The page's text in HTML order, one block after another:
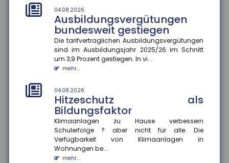
04.08.2026
Ausbildungsvergütungen
bundesweit gestiegen
Die tarifvertraglichen Ausbildungsvergütungen
sind im Ausbildungsjahr 2025/26 im Schnitt
um 3,9 Prozent gestiegen. In vi...
mehr...
04.08.2026
Hitzeschutz als
Bildungsfaktor
Klimaanlagen zu Hause verbessern
Schulerfolge ? aber nicht für alle. Die
Verfügbarkeit von Klimaanlagen in
Wohnungen be...
mehr...
04.08.2026
Wirtschaftliche Lage der KMU:
Umsatz und Gewinn steigen,
Investitionen bleiben zurück
Die wirtschaftliche Situation kleiner und mittlerer
Unternehmen hat sich im zweiten Quartal 2026
deutlich verbessert. In...
04.08.2026
Kommunale Wärmeplanung:
Die Hälfte der Bevölkerung lebt
in Gemeinden mit
abgeschlossenem Konzept
Die kommunale Wärmeplanung schreitet in